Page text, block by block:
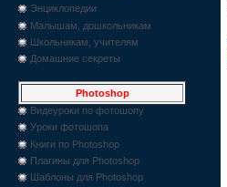
Энциклопедии
Малышам, дошкольникам
Школьникам, учителям
Домашние секреты
Photoshop
Видеуроки по фотошопу
Уроки фотошопа
Книги по Photoshop
Плагины для Photoshop
Шаблоны для Photoshop